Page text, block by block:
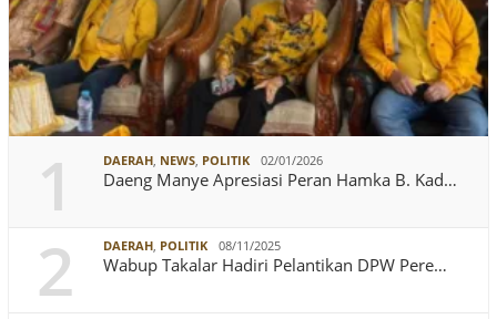
1 DAERAH, NEWS, POLITIK 02/01/2026
Daeng Manye Apresiasi Peran Hamka B. Kad…
2 DAERAH, POLITIK 08/11/2025
Wabup Takalar Hadiri Pelantikan DPW Pere…